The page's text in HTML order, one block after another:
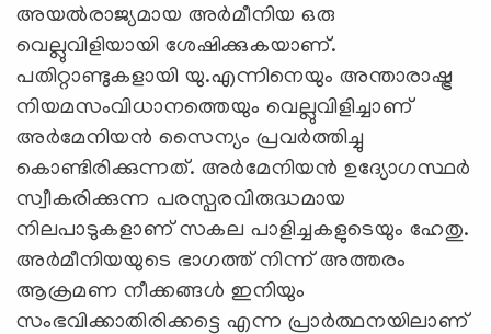
അയല്‍രാജ്യമായ അര്‍മീനിയ ഒരു
വെല്ലുവിളിയായി ശേഷിക്കുകയാണ്.
പതിറ്റാണ്ടുകളായി യു.എന്നിനെയും അന്താരാഷ്ട്ര
നിയമസംവിധാനത്തെയും വെല്ലുവിളിച്ചാണ്
അർമേനിയൻ സൈന്യം പ്രവർത്തിച്ചു
കൊണ്ടിരിക്കുന്നത്. അർമേനിയൻ ഉദ്യോഗസ്ഥർ
സ്വീകരിക്കുന്ന പരസ്പരവിരുദ്ധമായ
നിലപാടുകളാണ് സകല പാളിച്ചകളുടെയും ഹേതു.
അര്‍മീനിയയുടെ ഭാഗത്ത് നിന്ന് അത്തരം
ആക്രമണ നീക്കങ്ങള്‍ ഇനിയും
സംഭവിക്കാതിരിക്കട്ടെ എന്ന പ്രാര്‍ത്ഥനയിലാണ്